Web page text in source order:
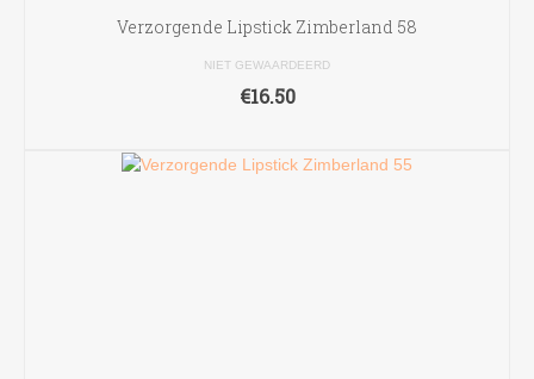
Verzorgende Lipstick Zimberland 58
NIET GEWAARDEERD
€16.50